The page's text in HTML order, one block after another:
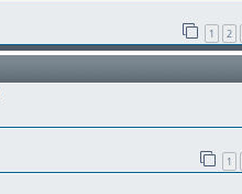
1 2
1